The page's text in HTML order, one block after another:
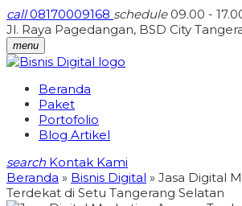
call08170009168 schedule09.00 -
Jl. Raya Pagedangan, BSD City
menu
Beranda
Paket
Portofolio
Blog Artikel
search Kontak Kami
Beranda » Bisnis Digital » Jasa Digital
Terdekat di Setu Tangerang Selatan